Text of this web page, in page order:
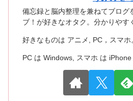
備忘録と脳内整理を兼ねてブログ
ブ！が好きなオタク。分かりやす
好きなものは アニメ, PC，スマホ
PC は Windows, スマホ は iPhone